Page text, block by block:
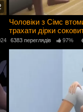
Чоловіки з Сімс
трахати дірки
6383 переглядів 97%